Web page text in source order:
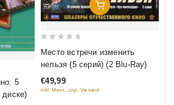
В Корзину
5
Добавить В Корзину
5
Место встречи изменить
нельзя (5 серий) (2 Blu-Ray)
€49,99
inkl. Mwst., zzgl. Versand